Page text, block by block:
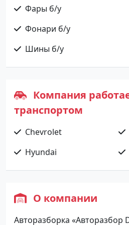
Фары б/у
Фонари б/у
Шины б/у
Компания
транспортом
Chevrolet
Hyundai
О компании
Авторазборка «Авторазбор